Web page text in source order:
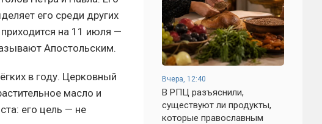
его среди других
на 11 июля —
Апостольским.
в году. Церковный
масло и
его цель — не
Вчера, 12:40
В РПЦ разъяснили,
существуют ли продукты,
которые православным